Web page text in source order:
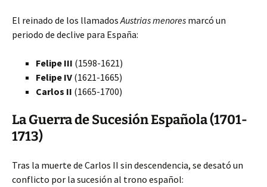
El reinado de los llamadosAustrias menores marcó un
periodo de declive para España:
Felipe III (1598-1621)
Felipe IV (1621-1665)
Carlos II (1665-1700)
La Guerra de Sucesión Española (1701-
1713)
Tras la muerte de Carlos II sin descendencia, se desató un
conflicto por la sucesión al trono español: